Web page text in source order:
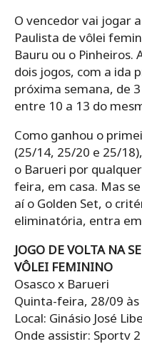
O vencedor vai jogar
Paulista de vôlei
Bauru ou o Pinheiros.
dois jogos, com a ida
próxima semana, de
entre 10 a 13 do
Como ganhou o
(25/14, 25/20 e 25/
o Barueri por
feira, em casa. Mas
aí o Golden Set, o
eliminatória, entra
JOGO DE VOLTA NA
VÔLEI FEMININO
Osasco x Barueri
Quinta-feira, 28/09 às
Local: Ginásio José
Onde assistir: Sportv 2